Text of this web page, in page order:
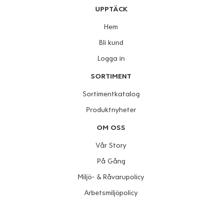
UPPTÄCK
Hem
Bli kund
Logga in
SORTIMENT
Sortimentkatalog
Produktnyheter
OM OSS
Vår Story
På Gång
Miljö- & Råvarupolicy
Arbetsmiljöpolicy